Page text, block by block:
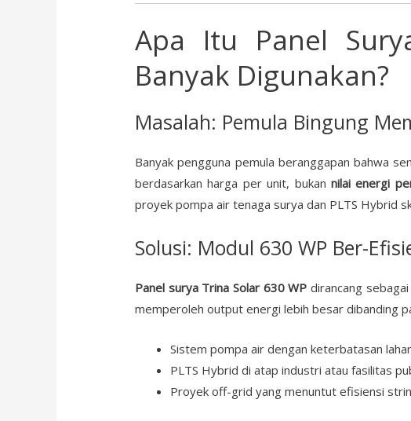
Apa Itu Panel
Banyak Digunakan?
Masalah: Pemula Bingung
Banyak pengguna pemula beranggapan bahwa
berdasarkan harga per unit, bukan nilai energi
proyek pompa air tenaga surya dan PLTS Hybrid
Solusi: Modul 630 WP Ber-
Panel surya Trina Solar 630 WP dirancang
memperoleh output energi lebih besar dibanding
Sistem pompa air dengan keterbatasan
PLTS Hybrid di atap industri atau fasilitas
Proyek off-grid yang menuntut efisiensi